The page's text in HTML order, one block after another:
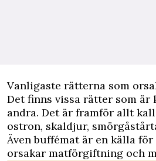
Vanligaste rätterna som
Det finns vissa rätter som är
andra. Det är framför allt
ostron, skaldjur,
Även buffémat är en källa
orsakar matförgiftning och